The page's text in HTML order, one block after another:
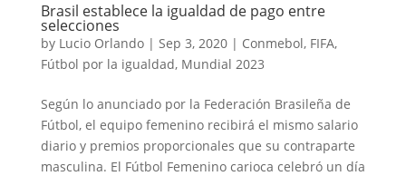
Brasil establece la igualdad de pago entre
selecciones
by Lucio Orlando| Sep 3, 2020| Conmebol, FIFA,
Fútbol por la igualdad, Mundial 2023
Según lo anunciado por la Federación Brasileña de
Fútbol, el equipo femenino recibirá el mismo salario
diario y premios proporcionales que su contraparte
masculina. El Fútbol Femenino carioca celebró un día